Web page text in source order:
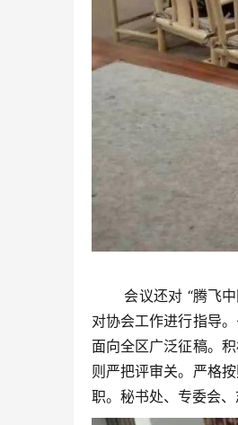
会议还对 “腾飞中国
对协会工作进行指导
面向全区广泛征稿。
则严把评审关。严格
职。秘书处、专委会